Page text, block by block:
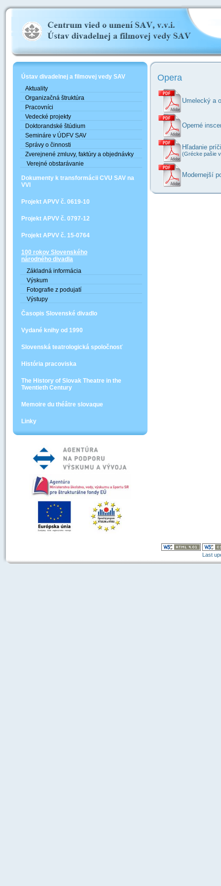
Ústav divadelnej a filmovej vedy SAV
Aktuality
Organizačná štruktúra
Pracovníci
Vedecké projekty
Doktorandské štúdium
Semináre v ÚDFV SAV
Správy o činnosti
Zverejnené zmluvy, faktúry a objednávky
Verejné obstarávanie
Dokumenty k transformácii CVU SAV na
VVI
Projekt APVV č. 0619-10
Projekt APVV č. 0797-12
Projekt APVV č. 15-0764
100 rokov Slovenského
národného divadla
Základná informácia
Výskum
Fotografie z podujatí
Výstupy
Časopis Slovenské divadlo
Vydané knihy od 1990
Slovenská teatrologická spoločnosť
História pracoviska
The History of Slovak Theatre in the
Twentieth Century
Memoire du théâtre slovaque
Linky
Opera
Umelecký a
Operné
Hľadanie
(Grécke pašie
Modernejší
Last